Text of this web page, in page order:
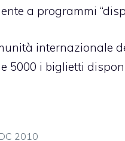
a programmi
internazionale
5000 i biglietti
2010